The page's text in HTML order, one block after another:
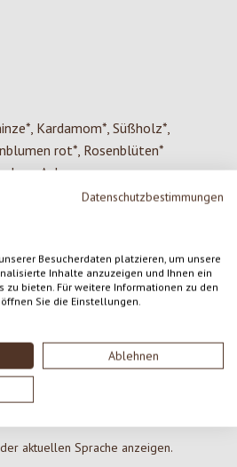
Datenschutzbestimmungen
Besucherdaten platzieren, um unsere
Inhalte anzuzeigen und Ihnen ein
zu bieten. Für weitere Informationen zu den
Sie die Einstellungen.
Ablehnen
Kardamom*, Süßholz*,
rot*, Rosenblüten*
Anbau
dem Produkt mit anderen Kunden.
aktuellen Sprache anzeigen.